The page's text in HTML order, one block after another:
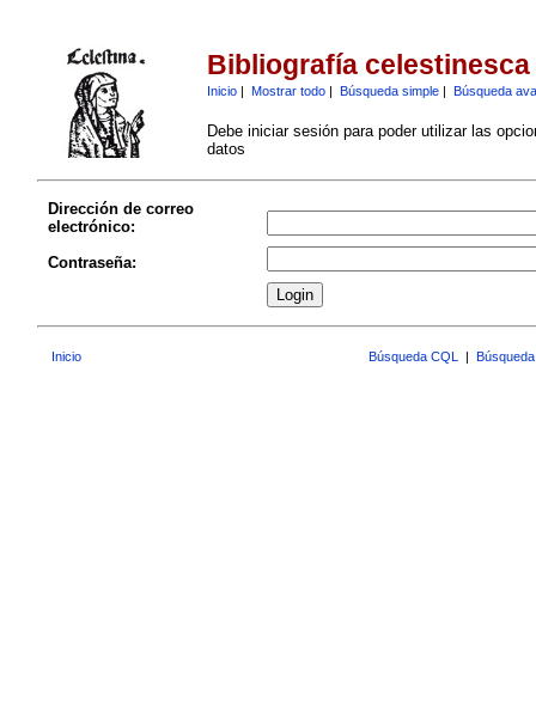
Bibliografía celestinesca
Inicio| Mostrar todo| Búsqueda simple| Búsqueda
Debe iniciar sesión para poder utilizar las
datos
Dirección de correo
electrónico:
Contraseña:
Inicio Búsqueda CQL |